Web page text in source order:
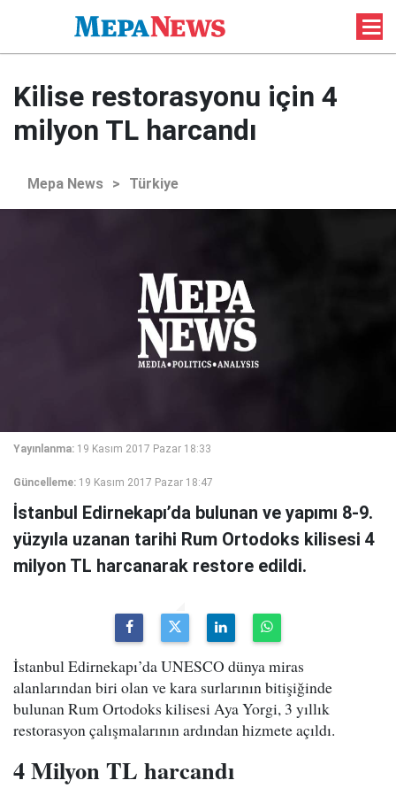
Kilise restorasyonu için 4
milyon TL harcandı
Mepa News > Türkiye
Yayınlanma: 19 Kasım 2017 Pazar 18:33
Güncelleme: 19 Kasım 2017 Pazar 18:47
İstanbul Edirnekapı’da bulunan ve yapımı 8-9.
yüzyıla uzanan tarihi Rum Ortodoks kilisesi 4
milyon TL harcanarak restore edildi.
İstanbul Edirnekapı’da UNESCO dünya miras
alanlarından biri olan ve kara surlarının bitişiğinde
bulunan Rum Ortodoks kilisesi Aya Yorgi, 3 yıllık
restorasyon çalışmalarının ardından hizmete açıldı.
4 Milyon TL harcandı